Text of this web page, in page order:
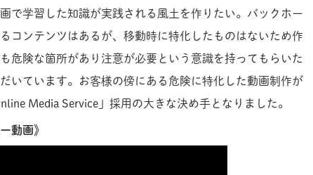
で学習した知識が実践される風土を作りたい。バックホー
コンテンツはあるが、移動時に特化したものはないため作
危険な箇所があり注意が必要という意識を持ってもらいた
いています。お客様の傍にある危険に特化した動画制作が
Media Service」採用の大きな決め手となりました。
動画》